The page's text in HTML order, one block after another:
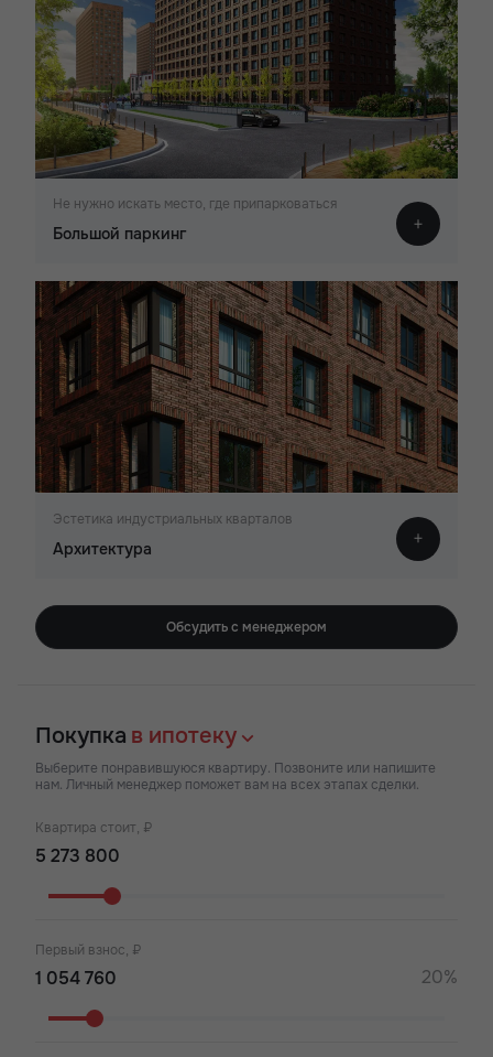
Не нужно искать место, где припарковаться
Большой паркинг
Эстетика индустриальных кварталов
Архитектура
Обсудить с менеджером
Покупка в ипотеку
Выберите понравившуюся квартиру. Позвоните или напишите
нам. Личный менеджер поможет вам на всех этапах сделки.
Квартира стоит, ₽
Первый взнос, ₽
20%